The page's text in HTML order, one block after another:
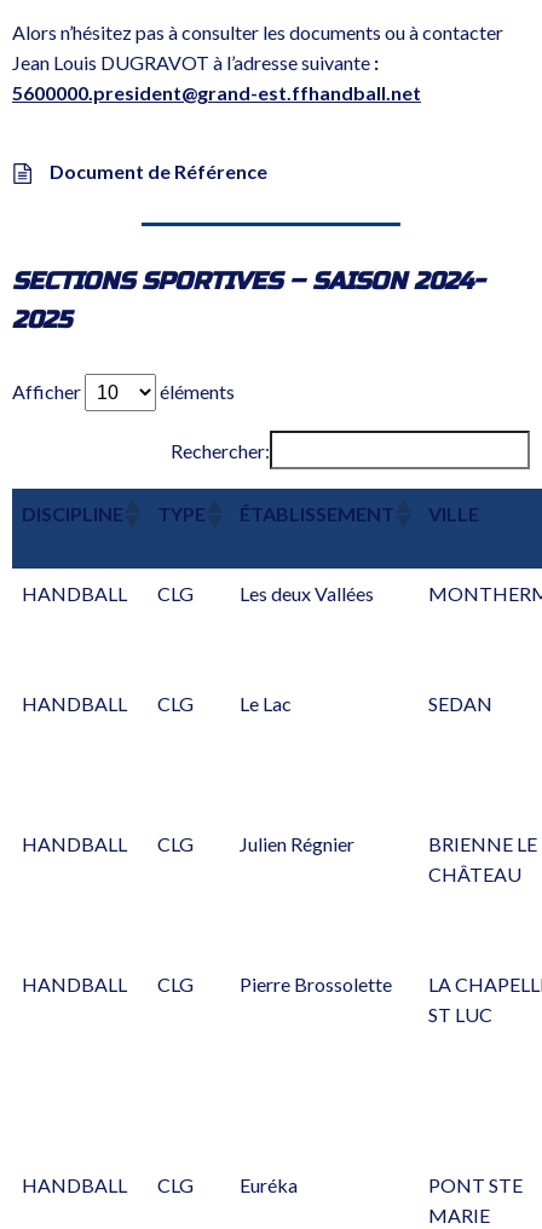
Alors n’hésitez pas à consulter les documents ou à contacter
Jean Louis DUGRAVOT à l’adresse suivante :
5600000.president@grand-est.ffhandball.net
Document de Référence
SECTIONS SPORTIVES – SAISON 2024-
2025
Afficher éléments
Rechercher:
DISCIPLINE TYPE ÉTABLISSEMENT VILLE
HANDBALL CLG Les deux Vallées
HANDBALL CLG Le Lac SEDAN
HANDBALL CLG Julien Régnier
BRIENNE LE
CHÂTEAU
HANDBALL CLG Pierre Brossolette
LA
ST LUC
HANDBALL CLG Euréka
PONT STE
MARIE